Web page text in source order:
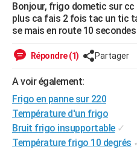
Essais
Réserver un essai
Citadines
Berlines
SUV
Forum auto
+HIGH-TECH
Mobiles
Meilleur smartphone
Internet
Ordinateurs
Jeux vidéo
Guide high-tech
+
Forum
Aménagement intérieur
Extérieur
Cuisine
Salle de bains
Jardinage
Rangement
WEEK-END
Guides de France
Escapades
Patrimoine
Expositions
Musées
Week-end nature
+LIFESTYLE
Art de vivre
Bien-être
Loisirs
Mode
Modes de vie
SANTE
Alimentation
Guide de la santé
Maladies
Médicaments
Sommeil
VOYAGE
Bonjour, frigo dometic sur
plus ca fais 2 fois tac un tic
se mais en route 10
Répondre (1) Partager
A voir également:
Frigo en panne sur 220
Température d'un frigo
Bruit frigo insupportable ✓
Température frigo 10 degrés